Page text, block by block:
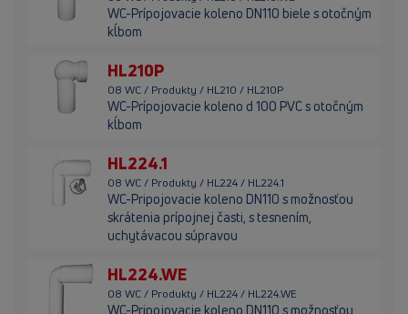
WC-Prípojovacie koleno DN110 biele s otočným
kĺbom
HL210P
08 WC / Produkty / HL210 / HL210P
WC-Prípojovacie koleno d 100 PVC s otočným
kĺbom
HL224.1
08 WC / Produkty / HL224 / HL224.1
WC-Pripojovacie koleno DN110 s možnosťou
skrátenia prípojnej časti, s tesnením,
uchytávacou súpravou
HL224.WE
08 WC / Produkty / HL224 / HL224.WE
WC-Pripojovacie koleno DN110 s možnosťou